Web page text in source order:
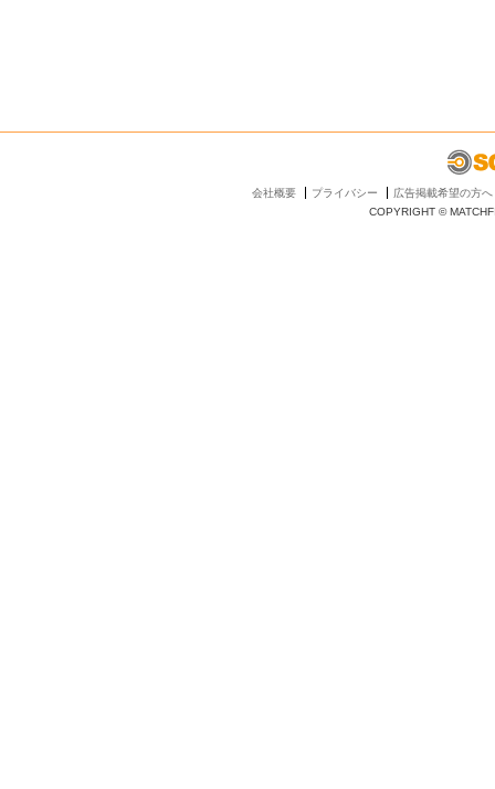
会社概要 プライバシー
広告掲載希望の方へ
COPYRIGHT ©